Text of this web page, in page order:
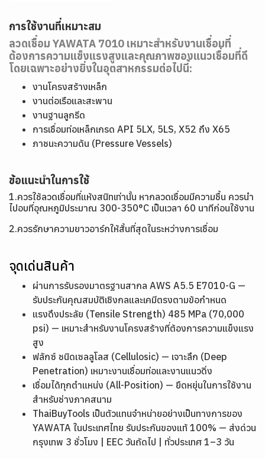
การใช้งานที่เหมาะสม
ลวดเชื่อม YAWATA 7010 เหมาะสำหรับงานเชื่อมที่
ต้องการความแข็งแรงสูงและคุณภาพของแนวเชื่อมที่ดี
โดยเฉพาะอย่างยิ่งในอุตสาหกรรมต่อไปนี้:
งานโครงสร้างเหล็ก
งานต่อเรือและสะพาน
งานฐานลูกรีด
การเชื่อมท่อเหล็กเกรด API 5LX, 5LS, X52 ถึง X65
ภาชนะความดัน (Pressure Vessels)
ข้อแนะนำในการใช้
1.ควรใช้ลวดเชื่อมที่แห้งสนิทเท่านั้น หากลวดเชื่อมมีความชื้น ควรนำ
ไปอบที่อุณหภูมิประมาณ 300-350°C เป็นเวลา 60 นาทีก่อนใช้งาน
2.ควรรักษาความยาวอาร์กให้สั้นที่สุดในระหว่างการเชื่อม
จุดเด่นสินค้า
ผ่านการรับรองมาตรฐานสากล AWS A5.5 E7010-G —
รับประกันคุณสมบัติเชิงกลและเคมีตรงตามข้อกำหนด
แรงดึงประลัย (Tensile Strength) 485 MPa (70,000
psi) — เหมาะสำหรับงานโครงสร้างที่ต้องการความแข็งแรง
สูง
ฟลักซ์ ชนิดเซลลูโลส (Cellulosic) — เจาะลึก (Deep
Penetration) เหมาะงานเชื่อมท่อและงานแนวดิ่ง
เชื่อมได้ทุกตำแหน่ง (All-Position) — ยืดหยุ่นในการใช้งาน
สำหรับช่างภาคสนาม
ThaiBuyTools เป็นตัวแทนจำหน่ายอย่างเป็นทางการของ
YAWATA ในประเทศไทย รับประกันของแท้ 100% — ส่งด่วน
กรุงเทพ 3 ชั่วโมง | EEC วันถัดไป | ทั่วประเทศ 1–3 วัน